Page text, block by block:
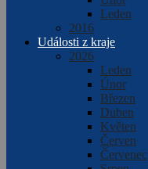
Leden
2016
Události z kraje
2026
Leden
Únor
Březen
Duben
Květen
Červen
Červenec